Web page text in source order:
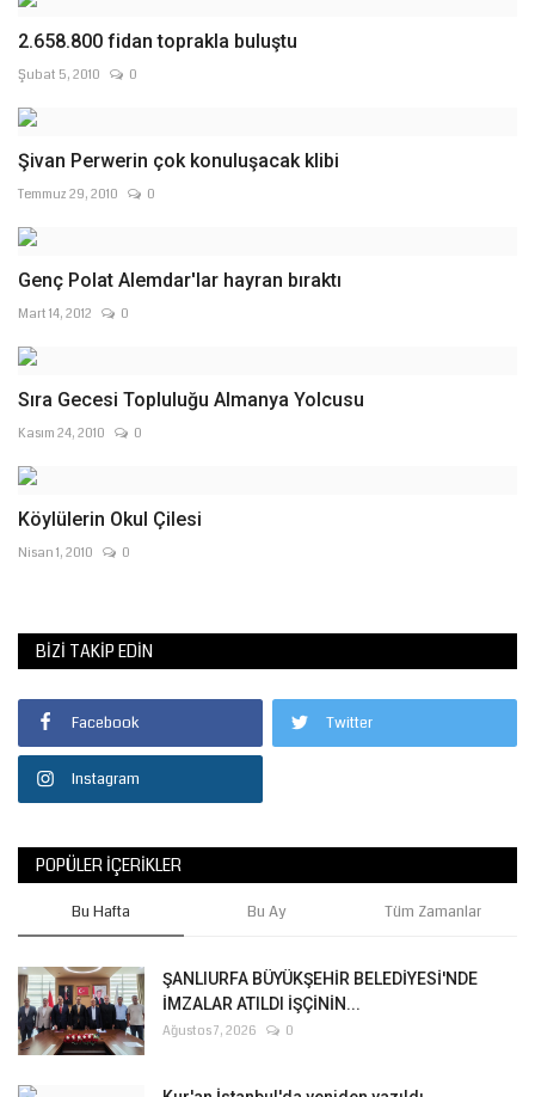
2.658.800 fidan toprakla buluştu
Şubat 5, 2010 0
Şivan Perwerin çok konuluşacak klibi
Temmuz 29, 2010 0
Genç Polat Alemdar'lar hayran bıraktı
Mart 14, 2012 0
Sıra Gecesi Topluluğu Almanya Yolcusu
Kasım 24, 2010 0
Köylülerin Okul Çilesi
Nisan 1, 2010 0
BIZI TAKIP EDIN
Facebook Twitter
Instagram
POPÜLER İÇERIKLER
Bu Hafta Bu Ay Tüm Zamanlar
ŞANLIURFA BÜYÜKŞEHİR BELEDİYESİ'NDE
İMZALAR ATILDI İŞÇİNİN...
Ağustos 7, 2026 0